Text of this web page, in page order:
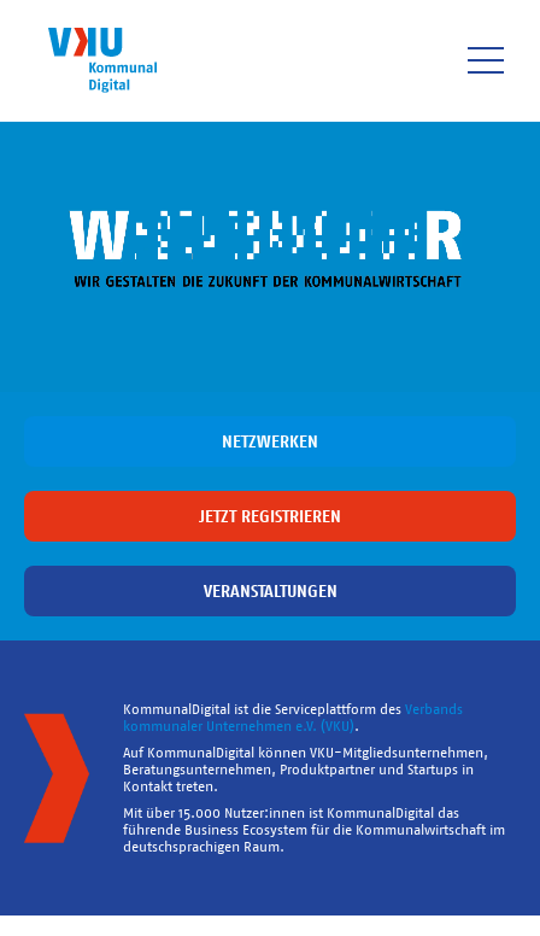
NETZWERKEN
JETZT REGISTRIEREN
VERANSTALTUNGEN
KommunalDigital ist die Serviceplattform des Verbands
kommunaler Unternehmen e.V. (VKU).
Auf KommunalDigital können VKU-Mitgliedsunternehmen,
Beratungsunternehmen, Produktpartner und Startups in
Kontakt treten.
Mit über 15.000 Nutzer:innen ist KommunalDigital das
führende Business Ecosystem für die Kommunalwirtschaft im
deutschsprachigen Raum.